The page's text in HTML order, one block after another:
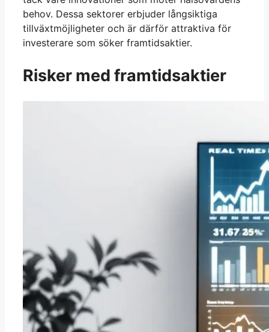
behov. Dessa sektorer erbjuder långsiktiga
tillväxtmöjligheter och är därför attraktiva för
investerare som söker framtidsaktier.
Risker med framtidsaktier